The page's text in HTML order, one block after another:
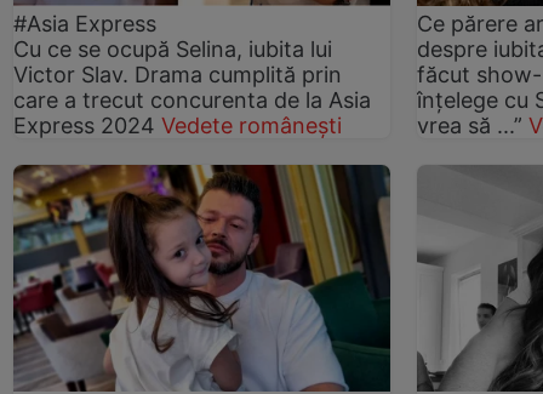
#Asia Express
Cu ce se ocupă Selina, iubita lui
Victor Slav. Drama cumplită prin
care a trecut concurenta de la Asia
Express 2024 Vedete românești
Ce părere
despre
făcut
înțelege cu
vrea să ...”